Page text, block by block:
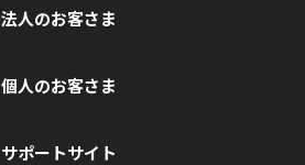
法人のお客さま
個人のお客さま
サポートサイト